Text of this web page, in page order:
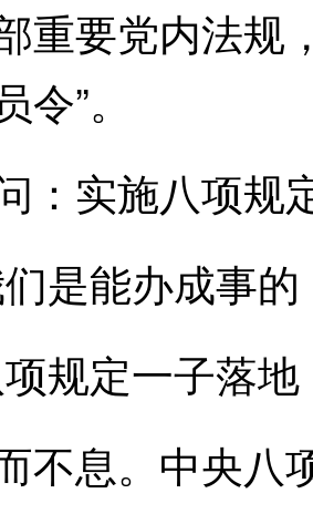
重要党内法规
”。
实施八项规
能办成事的
定一子落地
息。中央八